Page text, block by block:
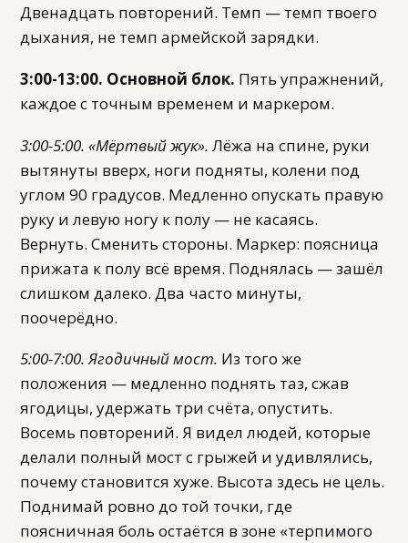
Двенадцать повторений. Темп — темп твоего
дыхания, не темп армейской зарядки.
3:00-13:00. Основной блок. Пять упражнений,
каждое с точным временем и маркером.
3:00-5:00. «Мёртвый жук». Лёжа на спине, руки
вытянуты вверх, ноги подняты, колени под
углом 90 градусов. Медленно опускать правую
руку и левую ногу к полу — не касаясь.
Вернуть. Сменить стороны. Маркер: поясница
прижата к полу всё время. Поднялась — зашёл
слишком далеко. Два часто минуты,
поочерёдно.
5:00-7:00. Ягодичный мост. Из того же
положения — медленно поднять таз, сжав
ягодицы, удержать три счёта, опустить.
Восемь повторений. Я видел людей, которые
делали полный мост с грыжей и удивлялись,
почему становится хуже. Высота здесь не цель.
Поднимай ровно до той точки, где
поясничная боль остаётся в зоне «терпимого